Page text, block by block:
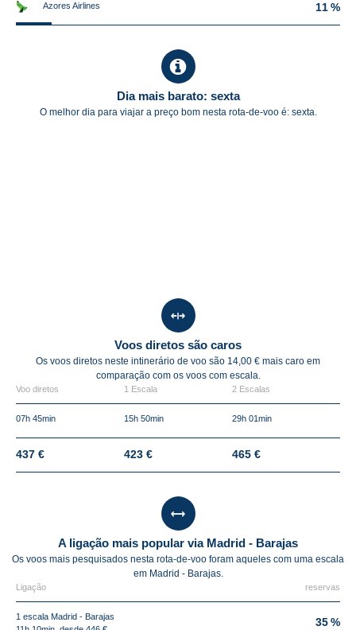
Azores Airlines 11 %
Dia mais barato: sexta
O melhor dia para viajar a preço bom nesta rota-de-voo é: sexta.
Voos diretos são caros
Os voos diretos neste intinerário de voo são 14,00 € mais caro em
comparação com os voos com escala.
Voo diretos 1 Escala 2 Escalas
07h 45min 15h 50min 29h 01min
437 € 423 € 465 €
A ligação mais popular via Madrid - Barajas
Os voos mais pesquisados nesta rota-de-voo foram aqueles com uma escala
em Madrid - Barajas.
Ligação reservas
1 escala Madrid - Barajas
35 %